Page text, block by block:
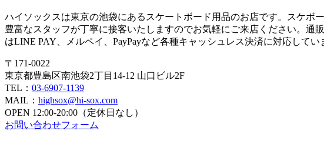
ゲ
ー
シ
ョ
ン
ハイソックスは東京の池袋にあるスケートボード用品のお店です。スケ
豊富なスタッフが丁寧に接客いたしますのでお気軽にご来店ください。
はLINE PAY、メルペイ、PayPayなど各種キャッシュレス決済に対応してい
〒171-0022
東京都豊島区南池袋2丁目14-12 山口ビル2F
TEL： 03-6907-1139
MAIL： highsox@hi-sox.com
OPEN 12:00-20:00（定休日なし）
お問い合わせフォーム